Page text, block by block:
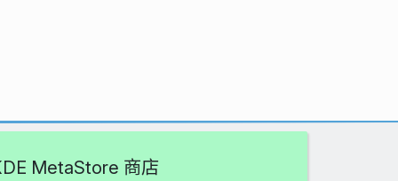
MetaStore 商店